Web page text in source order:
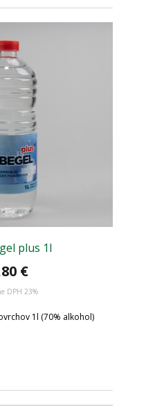
plus 1l
€
DPH 23%
1l (70% alkohol)